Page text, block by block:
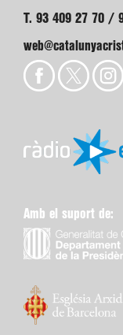
T. 93 409 27 70 /
Amb el suport de: